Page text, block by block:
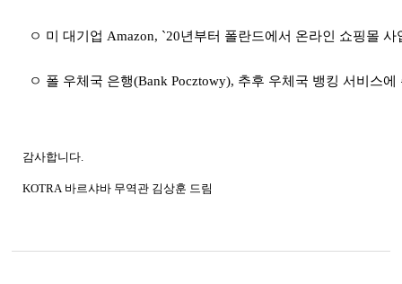
ㅇ 미 대기업 Amazon, `20년부터 폴란드에서 온라인 쇼핑몰 사
ㅇ 폴 우체국 은행(Bank Pocztowy), 추후 우체국 뱅킹 서비스에
감사합니다.
KOTRA 바르샤바 무역관 김상훈 드림